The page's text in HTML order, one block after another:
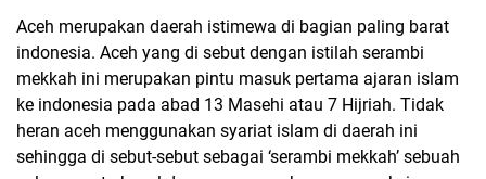
Aceh merupakan daerah istimewa di bagian paling barat
indonesia. Aceh yang di sebut dengan istilah serambi
mekkah ini merupakan pintu masuk pertama ajaran islam
ke indonesia pada abad 13 Masehi atau 7 Hijriah. Tidak
heran aceh menggunakan syariat islam di daerah ini
sehingga di sebut-sebut sebagai ‘serambi mekkah’ sebuah